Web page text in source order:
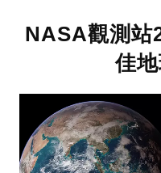
NASA觀測站
佳地